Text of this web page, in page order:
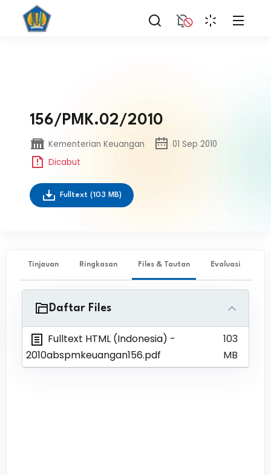
156/PMK.02/2010
Kementerian Keuangan
01 Sep 2010
Dicabut
Fulltext (103 MB)
Tinjauan Ringkasan Files & Tautan Evaluasi
Daftar Files
Fulltext HTML (Indonesia) -
2010abspmkeuangan156.pdf
103
MB